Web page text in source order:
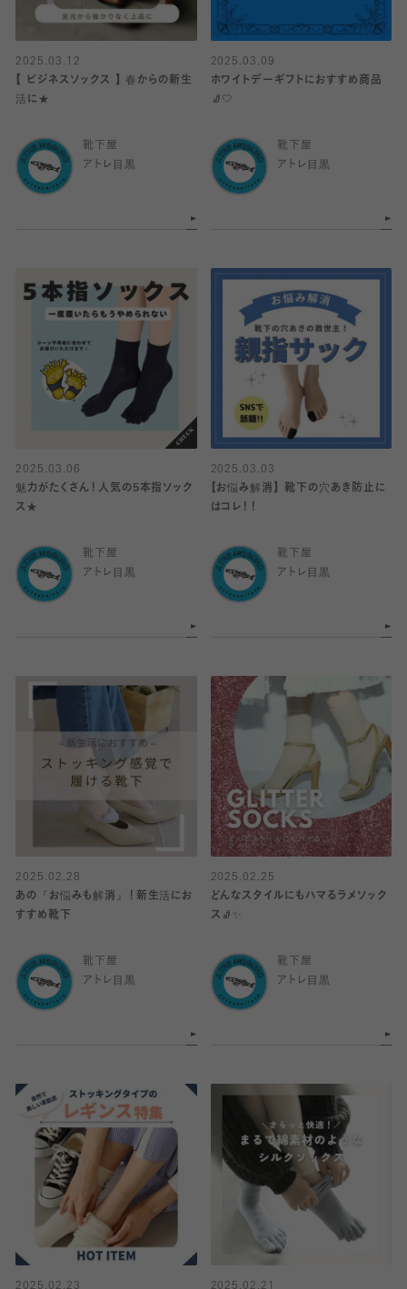
2025.03.12
【 ビジネスソックス 】 春からの新生
活に★
靴下屋
アトレ目黒
2025.03.09
ホワイトデーギフトにおすすめ商品
🧦🤍
靴下屋
アトレ目黒
2025.03.06
魅力がたくさん！人気の5本指ソック
ス★
靴下屋
アトレ目黒
2025.03.03
【お悩み解消】 靴下の穴あき防止に
はコレ！！
靴下屋
アトレ目黒
2025.02.28
あの『お悩みも解消』！新生活にお
すすめ靴下
靴下屋
アトレ目黒
2025.02.25
どんなスタイルにもハマるラメソック
ス🧦✨
靴下屋
アトレ目黒
2025.02.23
2025.02.21